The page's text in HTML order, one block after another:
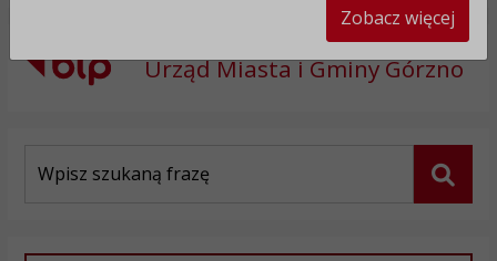
Urząd Miasta i Gminy Górzno
Zobacz więcej